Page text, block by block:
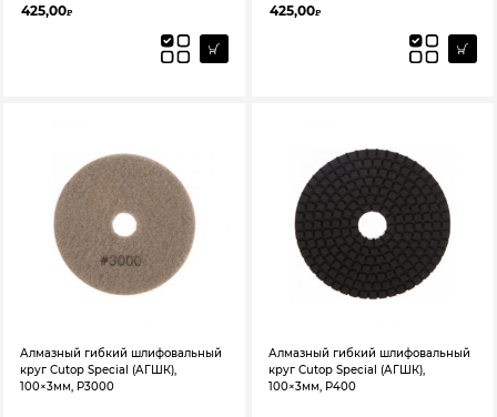
425,00₽ 425,00₽
Алмазный гибкий шлифовальный
круг Cutop Special (АГШК),
100×3мм, Р3000
Алмазный гибкий шлифовальный
круг Cutop Special (АГШК),
100×3мм, Р400